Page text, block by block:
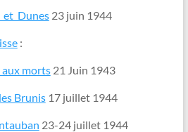
et Dunes23 juin 1944
:
morts21 Juin 1943
Brunis17 juillet 1944
23-24 juillet 1944